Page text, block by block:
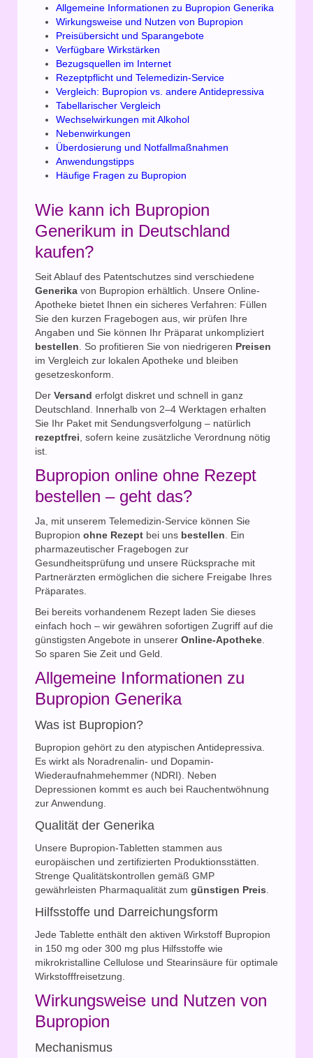
Allgemeine Informationen zu Bupropion Generika
Wirkungsweise und Nutzen von Bupropion
Preisübersicht und Sparangebote
Verfügbare Wirkstärken
Bezugsquellen im Internet
Rezeptpflicht und Telemedizin-Service
Vergleich: Bupropion vs. andere Antidepressiva
Tabellarischer Vergleich
Wechselwirkungen mit Alkohol
Nebenwirkungen
Überdosierung und Notfallmaßnahmen
Anwendungstipps
Häufige Fragen zu Bupropion
Wie kann ich Bupropion
Generikum in Deutschland
kaufen?
Seit Ablauf des Patentschutzes sind verschiedene
Generika von Bupropion erhältlich. Unsere Online-
Apotheke bietet Ihnen ein sicheres Verfahren: Füllen
Sie den kurzen Fragebogen aus, wir prüfen Ihre
Angaben und Sie können Ihr Präparat unkompliziert
bestellen . So profitieren Sie von niedrigeren Preisen
im Vergleich zur lokalen Apotheke und bleiben
gesetzeskonform.
Der Versand erfolgt diskret und schnell in ganz
Deutschland. Innerhalb von 2–4 Werktagen erhalten
Sie Ihr Paket mit Sendungsverfolgung – natürlich
rezeptfrei , sofern keine zusätzliche Verordnung nötig
ist.
Bupropion online ohne Rezept
bestellen – geht das?
Ja, mit unserem Telemedizin-Service können Sie
Bupropion ohne Rezept bei uns bestellen . Ein
pharmazeutischer Fragebogen zur
Gesundheitsprüfung und unsere Rücksprache mit
Partnerärzten ermöglichen die sichere Freigabe Ihres
Präparates.
Bei bereits vorhandenem Rezept laden Sie dieses
einfach hoch – wir gewähren sofortigen Zugriff auf die
günstigsten Angebote in unserer Online-Apotheke
So sparen Sie Zeit und Geld.
Allgemeine Informationen zu
Bupropion Generika
Was ist Bupropion?
Bupropion gehört zu den atypischen Antidepressiva.
Es wirkt als Noradrenalin- und Dopamin-
Wiederaufnahmehemmer (NDRI). Neben
Depressionen kommt es auch bei Rauchentwöhnung
zur Anwendung.
Qualität der Generika
Unsere Bupropion-Tabletten stammen aus
europäischen und zertifizierten Produktionsstätten.
Strenge Qualitätskontrollen gemäß GMP
gewährleisten Pharmaqualität zum günstigen Preis
Hilfsstoffe und Darreichungsform
Jede Tablette enthält den aktiven Wirkstoff Bupropion
in 150 mg oder 300 mg plus Hilfsstoffe wie
mikrokristalline Cellulose und Stearinsäure für optimale
Wirkstofffreisetzung.
Wirkungsweise und Nutzen von
Bupropion
Mechanismus